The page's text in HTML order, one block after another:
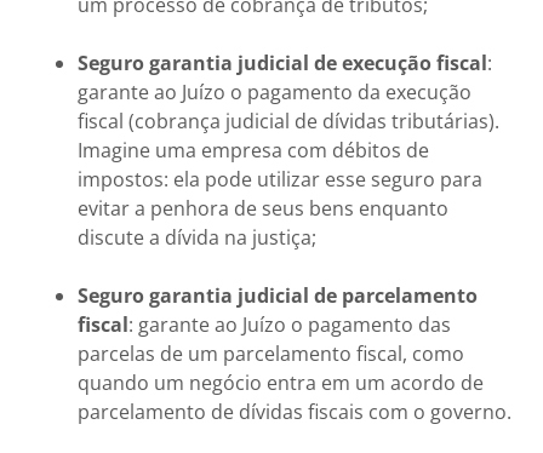
um processo de cobrança de tributos;
Seguro garantia judicial de execução fiscal:
garante ao Juízo o pagamento da execução
fiscal (cobrança judicial de dívidas tributárias).
Imagine uma empresa com débitos de
impostos: ela pode utilizar esse seguro para
evitar a penhora de seus bens enquanto
discute a dívida na justiça;
Seguro garantia judicial de parcelamento
fiscal: garante ao Juízo o pagamento das
parcelas de um parcelamento fiscal, como
quando um negócio entra em um acordo de
parcelamento de dívidas fiscais com o governo.